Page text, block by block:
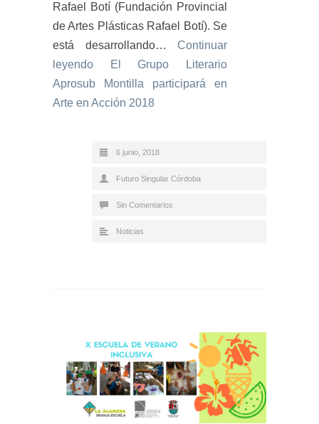
Rafael Botí (Fundación Provincial
de Artes Plásticas Rafael Botí). Se
está desarrollando… Continuar
leyendo El Grupo Literario
Aprosub Montilla participará en
Arte en Acción 2018
6 junio, 2018
Futuro Singular Córdoba
Sin Comentarios
Noticias